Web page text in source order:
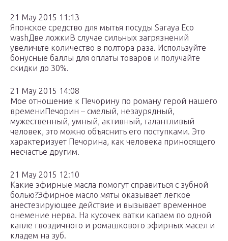
21 May 2015 11:13
Японское средство для мытья посуды Saraya Eco
washДве ложкиВ случае сильных загрязнений
увеличьте количество в полтора раза. Используйте
бонусные баллы для оплаты товаров и получайте
скидки до 30%.
21 May 2015 14:08
Мое отношение к Печорину по роману герой нашего
времениПечорин – смелый, незаурядный,
мужественный, умный, активный, талантливый
человек, это можно объяснить его поступками. Это
характеризует Печорина, как человека приносящего
несчастье другим.
21 May 2015 12:10
Какие эфирные масла помогут справиться с зубной
болью?Эфирное масло мяты оказывает легкое
анестезирующее действие и вызывает временное
онемение нерва. На кусочек ватки капаем по одной
капле гвоздичного и ромашкового эфирных масел и
кладем на зуб.